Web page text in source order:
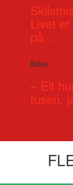
Livet
på...
Bøker
– Eit
tusen,